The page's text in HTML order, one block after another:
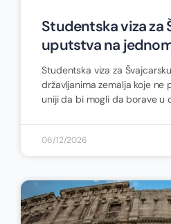
Studentska viza za
uputstva na
Studentska viza za
državljanima zemalja koje ne
uniji da bi mogli da borave u
06/12/2026